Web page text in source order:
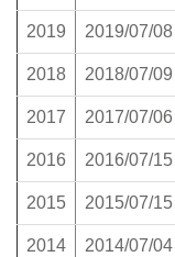
2019 2019/07/08
2018 2018/07/09
2017 2017/07/06
2016 2016/07/15
2015 2015/07/15
2014 2014/07/04